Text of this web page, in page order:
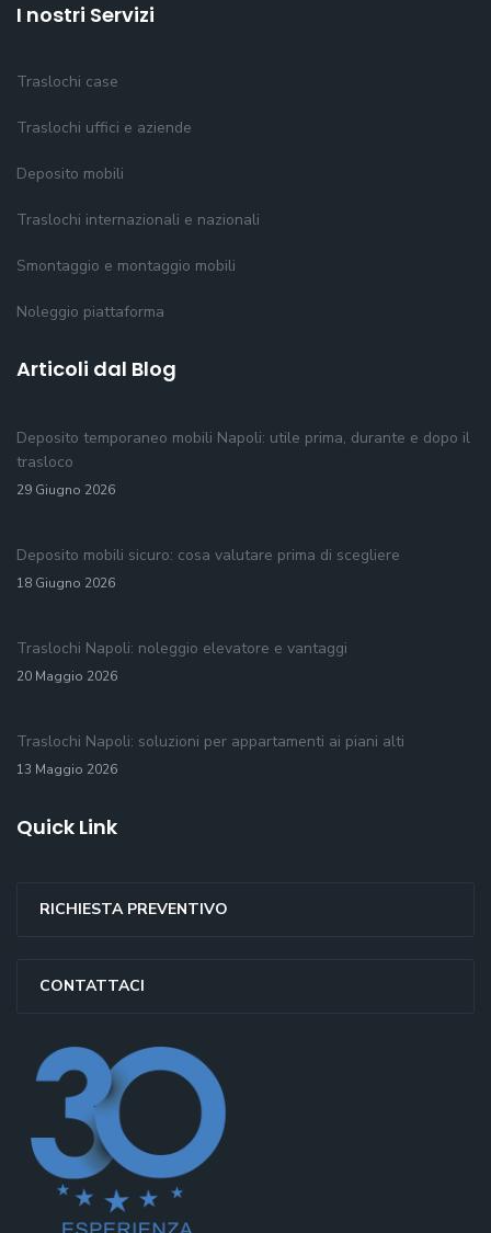
I nostri Servizi
Traslochi case
Traslochi uffici e aziende
Deposito mobili
Traslochi internazionali e nazionali
Smontaggio e montaggio mobili
Noleggio piattaforma
Articoli dal Blog
Deposito temporaneo mobili Napoli: utile prima, durante e dopo il
trasloco
29 Giugno 2026
Deposito mobili sicuro: cosa valutare prima di scegliere
18 Giugno 2026
Traslochi Napoli: noleggio elevatore e vantaggi
20 Maggio 2026
Traslochi Napoli: soluzioni per appartamenti ai piani alti
13 Maggio 2026
Quick Link
RICHIESTA PREVENTIVO
CONTATTACI